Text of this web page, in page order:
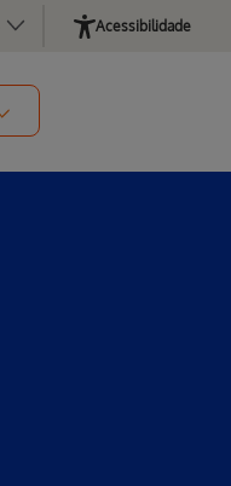
Acessibilidade